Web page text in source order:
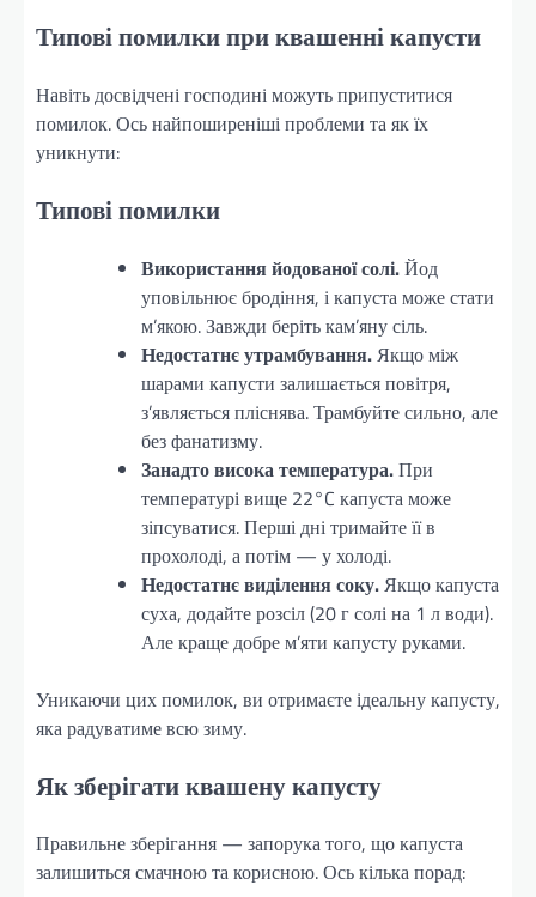
Типові помилки при квашенні капусти
Навіть досвідчені господині можуть припуститися
помилок. Ось найпоширеніші проблеми та як їх
уникнути:
Типові помилки
Використання йодованої солі.Йод
уповільнює бродіння, і капуста може стати
м’якою. Завжди беріть кам’яну сіль.
Недостатнє утрамбування.Якщо між
шарами капусти залишається повітря,
з’являється пліснява. Трамбуйте сильно, але
без фанатизму.
Занадто висока температура.При
температурі вище 22°C капуста може
зіпсуватися. Перші дні тримайте її в
прохолоді, а потім — у холоді.
Недостатнє виділення соку.Якщо капуста
суха, додайте розсіл (20 г солі на 1 л води).
Але краще добре м’яти капусту руками.
Уникаючи цих помилок, ви отримаєте ідеальну капусту,
яка радуватиме всю зиму.
Як зберігати квашену капусту
Правильне зберігання — запорука того, що капуста
залишиться смачною та корисною. Ось кілька порад: